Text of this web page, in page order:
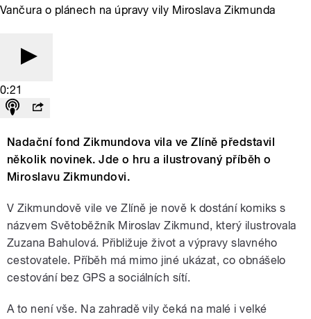
Vančura o plánech na úpravy vily Miroslava Zikmunda
0:21
Nadační fond Zikmundova vila ve Zlíně představil
několik novinek. Jde o hru a ilustrovaný příběh o
Miroslavu Zikmundovi.
V Zikmundově vile ve Zlíně je nově k dostání komiks s
názvem Světoběžník Miroslav Zikmund, který ilustrovala
Zuzana Bahulová. Přibližuje život a výpravy slavného
cestovatele. Příběh má mimo jiné ukázat, co obnášelo
cestování bez GPS a sociálních sítí.
A to není vše. Na zahradě vily čeká na malé i velké